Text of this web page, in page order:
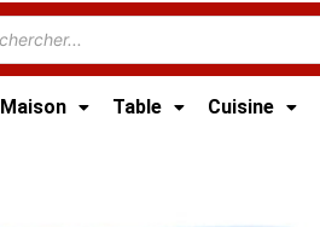
Maison Table Cuisine